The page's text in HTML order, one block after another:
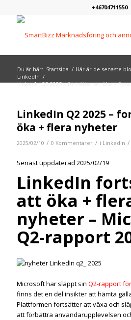
+46704711550
Du är här: Startsida / Här är de senaste
LinkedIn /
LinkedIn Q2 2025 – fortsätter att öka +
LinkedIn Q2 2025 –
öka + flera nyheter
2025/02/10 / 0 Kommentarer / i LinkedIn /
Senast uppdaterad 2025/02/19
LinkedIn
att öka +
nyheter –
Q2-rapport
Microsoft har släppt sin Q2-rapport
finns det en del insikter att hämta
Plattformen fortsätter att växa och
att förbättra användarupplevelsen